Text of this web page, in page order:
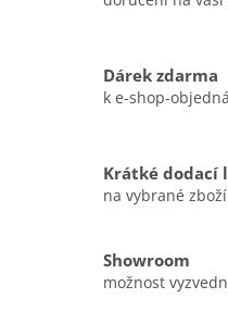
Dárek zdarma
k e-shop-
Krátké dodací
na vybrané zboží
Showroom
možnost